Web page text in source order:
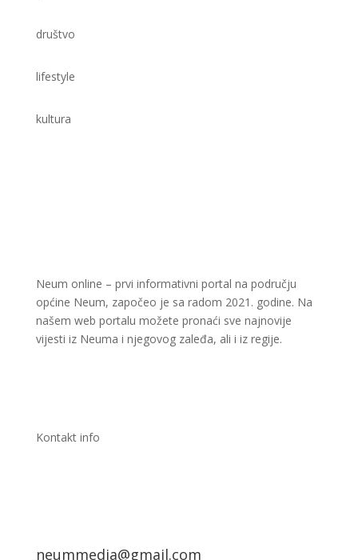
društvo
lifestyle
kultura
Neum online – prvi informativni portal na području
općine Neum, započeo je sa radom 2021. godine. Na
našem web portalu možete pronaći sve najnovije
vijesti iz Neuma i njegovog zaleđa, ali i iz regije.
Kontakt info
neummedia@gmail.com